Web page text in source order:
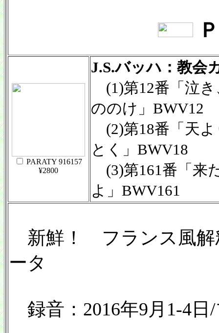
Ｐ
PARATY 916157
¥2800
J.S.バッハ：教会
(1)第12番「泣
ののけ」BWV12
(2)第18番「天
とく」BWV18
(3)第161番「来
よ」BWV161
新鮮！ フランス風解
ータ
録音：2016年9月1-4日